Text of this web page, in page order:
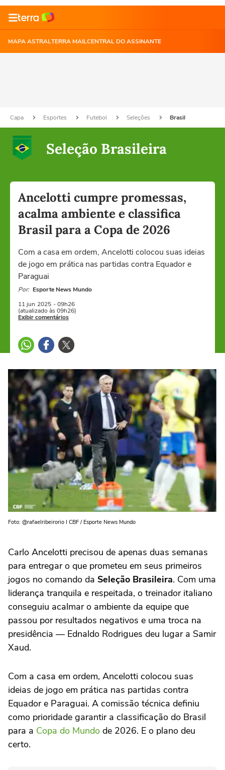
MAPA ASTRALTERRA MAILCENTRAL DO ASSINANTE
Capa Esportes Futebol Seleções Brasil
Seleção Brasileira
Ancelotti cumpre promessas,
acalma ambiente e classifica
Brasil para a Copa de 2026
Com a casa em ordem, Ancelotti colocou suas ideias
de jogo em prática nas partidas contra Equador e
Paraguai
Por: Esporte News Mundo
11 jun 2025 - 09h26
(atualizado às 09h26)
Exibir comentários
Foto: @rafaelribeirorio I CBF / Esporte News Mundo
Carlo Ancelotti precisou de apenas duas semanas
para entregar o que prometeu em seus primeiros
jogos no comando da Seleção Brasileira. Com uma
liderança tranquila e respeitada, o treinador italiano
conseguiu acalmar o ambiente da equipe que
passou por resultados negativos e uma troca na
presidência — Ednaldo Rodrigues deu lugar a Samir
Xaud.
Com a casa em ordem, Ancelotti colocou suas
ideias de jogo em prática nas partidas contra
Equador e Paraguai. A comissão técnica definiu
como prioridade garantir a classificação do Brasil
para a Copa do Mundo de 2026. E o plano deu
certo.